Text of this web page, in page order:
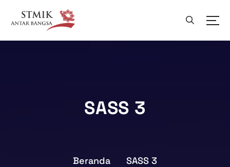
SASS 3
Beranda SASS 3